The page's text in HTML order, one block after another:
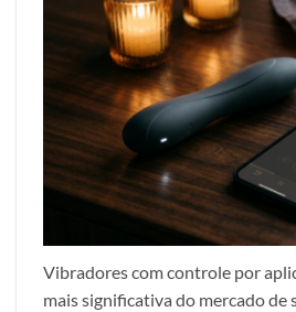
Vibradores com controle por
mais significativa do mercado de